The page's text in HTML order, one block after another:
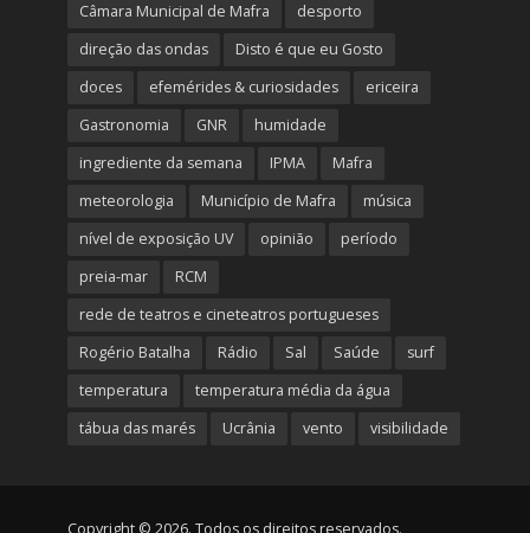
Câmara Municipal de Mafra
desporto
direção das ondas
Disto é que eu Gosto
doces
efemérides & curiosidades
ericeira
Gastronomia
GNR
humidade
ingrediente da semana
IPMA
Mafra
meteorologia
Município de Mafra
música
nível de exposição UV
opinião
período
preia-mar
RCM
rede de teatros e cineteatros portugueses
Rogério Batalha
Rádio Sal Saúde
surf
temperatura
temperatura média da água
tábua das marés
Ucrânia vento visibilidade
Copyright © 2026. Todos os direitos reservados.